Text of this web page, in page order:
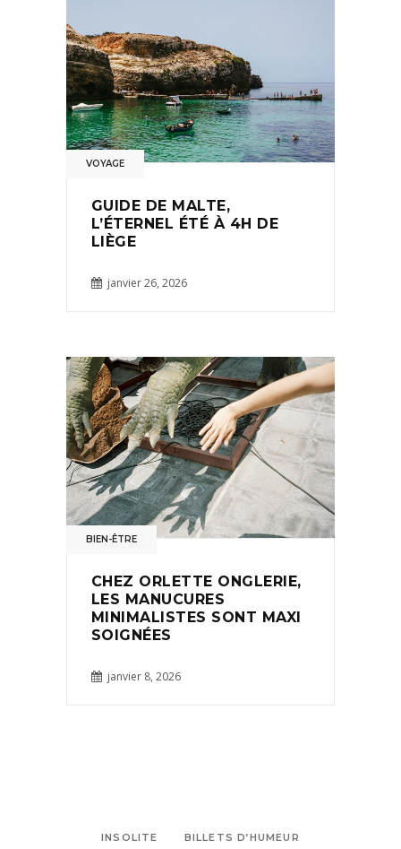
VOYAGE
GUIDE DE MALTE,
L’ÉTERNEL ÉTÉ À 4H DE
LIÈGE
janvier 26, 2026
BIEN-ÊTRE
CHEZ ORLETTE ONGLERIE,
LES MANUCURES
MINIMALISTES SONT MAXI
SOIGNÉES
janvier 8, 2026
INSOLITE BILLETS D’HUMEUR